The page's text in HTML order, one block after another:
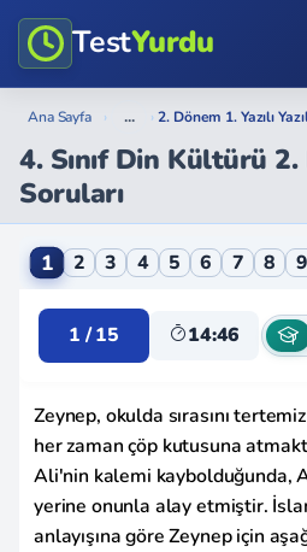
TestYurdu
Ana Sayfa › ... › 2. Dönem 1. Yazılı
4. Sınıf Din Kültürü 2.
Soruları
4. Sınıf Din Kültürü 2.
1 2 3 4 5 6 7 8 9
1 / 15 14:46
Zeynep, okulda sırasını
her zaman çöp kutusuna
Ali'nin kalemi kaybolduğunda,
yerine onunla alay etmiştir.
anlayışına göre Zeynep için